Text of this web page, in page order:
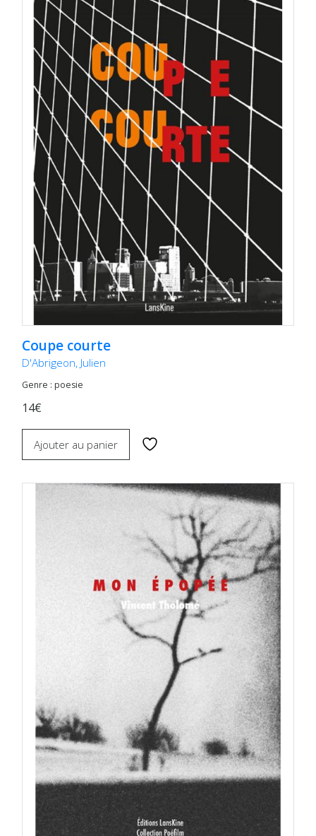
Coupe courte
D'Abrigeon, Julien
Genre : poesie
14€
Ajouter au panier